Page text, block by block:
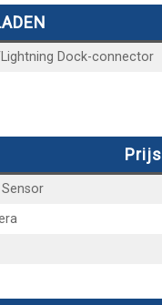
Dock-connector
Prijs